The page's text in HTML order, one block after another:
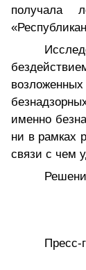
получала
именно
ни в рамках
связи с чем
Пресс-